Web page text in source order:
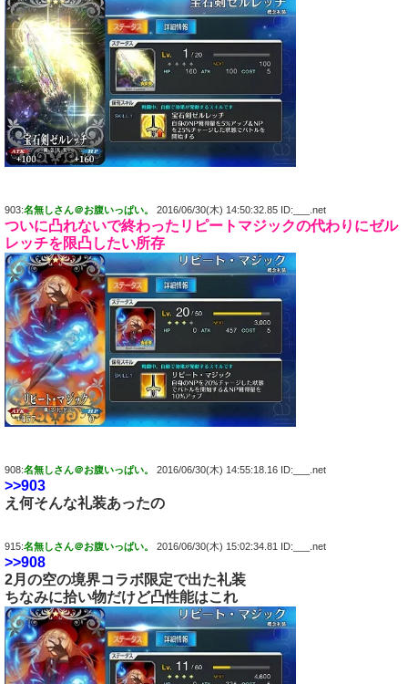
903:名無しさん＠お腹いっぱい。 2016/06/30(木) 14:50:32.85 ID:___.net
ついに凸れないで終わったリピートマジックの代わりにゼル
レッチを限凸したい所存
908:名無しさん＠お腹いっぱい。 2016/06/30(木) 14:55:18.16 ID:___.net
>>903
え何そんな礼装あったの
915:名無しさん＠お腹いっぱい。 2016/06/30(木) 15:02:34.81 ID:___.net
>>908
2月の空の境界コラボ限定で出た礼装
ちなみに拾い物だけど凸性能はこれ